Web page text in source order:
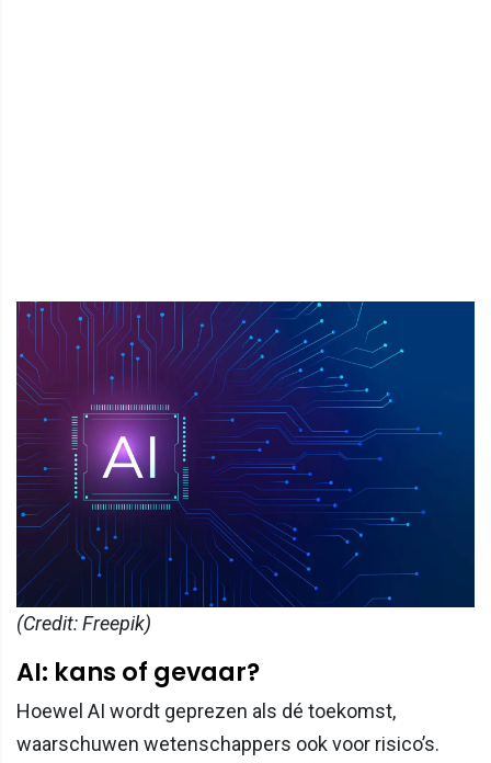
(Credit: Freepik)
AI: kans of gevaar?
Hoewel AI wordt geprezen als dé toekomst,
waarschuwen wetenschappers ook voor risico’s.